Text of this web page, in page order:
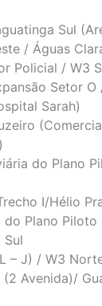
Sul
/ Águas
Policial / W3
Setor O
Sarah)
do Plano
I/Hélio
do Plano Piloto
Sul
– J) / W3
Avenida)/